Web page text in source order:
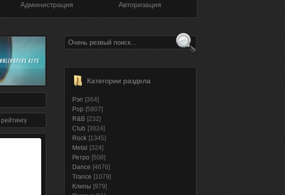
Администрация Авторизация
рейтингу
Категории раздела
Рэп [364]
Pop [5807]
R&B [232]
Club [3824]
Rock [1345]
Metal
[324]
Ретро [508]
Dance [4676]
Trance [1079]
Клипы [979]